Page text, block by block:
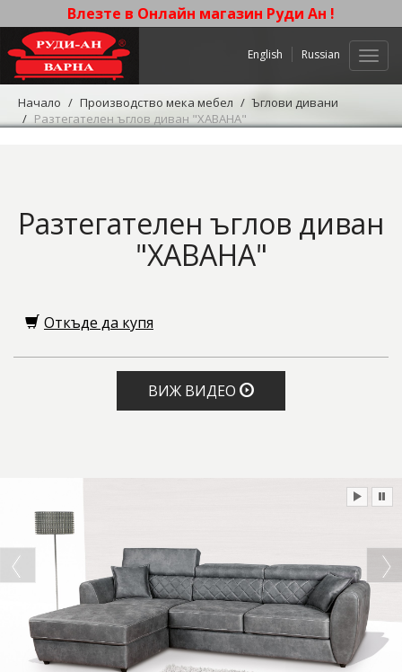
Влезте в Онлайн магазин Руди Ан !
English Russian
Начало Производство мека мебел
Ъглови дивани
Разтегателен ъглов диван "ХАВАНА"
Разтегателен ъглов диван
"ХАВАНА"
Откъде да купя
ВИЖ ВИДЕО